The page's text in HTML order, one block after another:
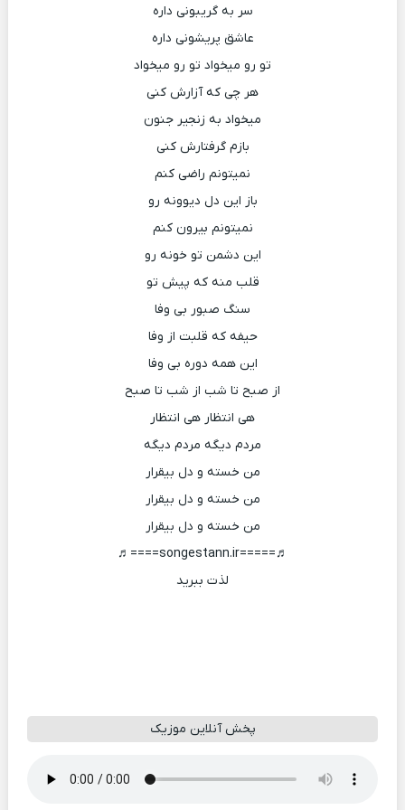
سر به گریبونی داره
عاشق پریشونی داره
تو رو میخواد تو رو میخواد
هر چی که آزارش کنی
میخواد به زنجیر جنون
بازم گرفتارش کنی
نمیتونم راضی کنم
باز این دل دیوونه رو
نمیتونم بیرون کنم
این دشمن تو خونه رو
قلب منه که پیش تو
سنگ صبور بی وفا
حیفه که قلبت از وفا
این همه دوره بی وفا
از صبح تا شب از شب تا صبح
هی انتظار هی انتظار
مردم دیگه مردم دیگه
من خسته و دل بیقرار
من خسته و دل بیقرار
من خسته و دل بیقرار
♬=====songestann.ir====♬
لذت ببرید
پخش آنلاین موزیک